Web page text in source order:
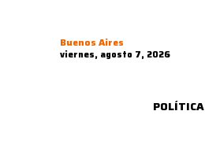
Buenos Aires
viernes, agosto 7, 2026
POLÍTICA